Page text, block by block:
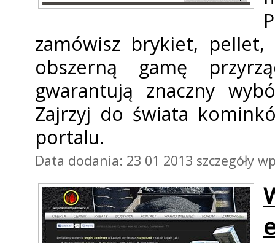
zamówisz brykiet,
obszerną gamę
gwarantują znaczny
Zajrzyj do świata
portalu.
Data dodania: 23 01 2013 szczegóły